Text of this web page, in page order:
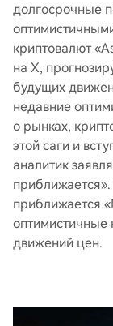
долгосрочные
криптовалют
на X,
будущих
недавние
о рынках,
этой саги и
аналитик
приближается
оптимистичные
движений цен.